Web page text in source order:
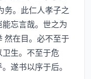
务。此仁人孝子之
忘言哉。世之为
然在目。必不至于
生。不至于危
遂书以序于后。